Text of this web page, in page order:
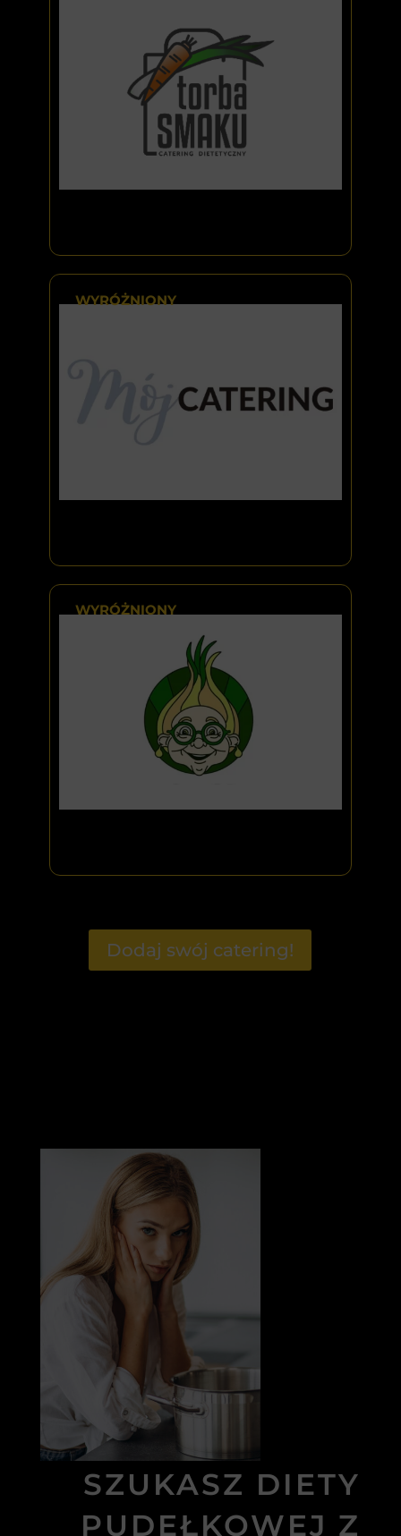
WYRÓŻNIONY
WYRÓŻNIONY
Dodaj swój catering!
SZUKASZ DIETY
PUDEŁKOWEJ Z